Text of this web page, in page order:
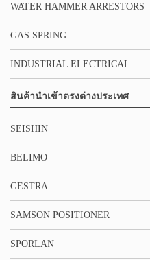
WATER HAMMER ARRESTORS
GAS SPRING
INDUSTRIAL ELECTRICAL
สินค้านำเข้าตรงต่างประเทศ
SEISHIN
BELIMO
GESTRA
SAMSON POSITIONER
SPORLAN